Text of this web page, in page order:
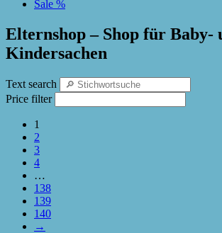
Sale %
Elternshop – Shop für Baby-
Kindersachen
Text search
Price filter
1
2
3
4
…
138
139
140
→